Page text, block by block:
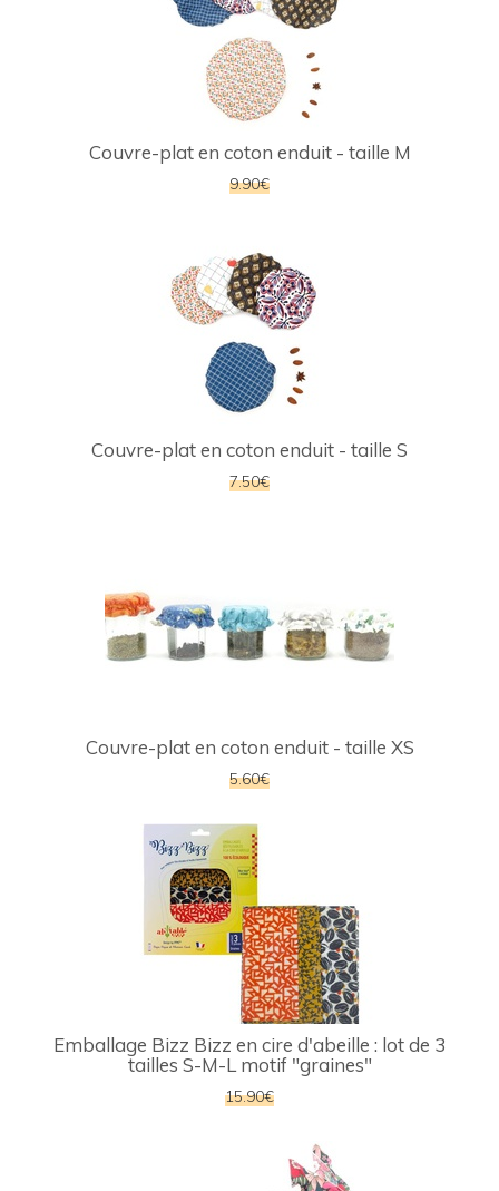
Couvre-plat en coton enduit - taille M
9.90€
Couvre-plat en coton enduit - taille S
7.50€
Couvre-plat en coton enduit - taille XS
5.60€
Emballage Bizz Bizz en cire d'abeille : lot de 3
tailles S-M-L motif "graines"
15.90€